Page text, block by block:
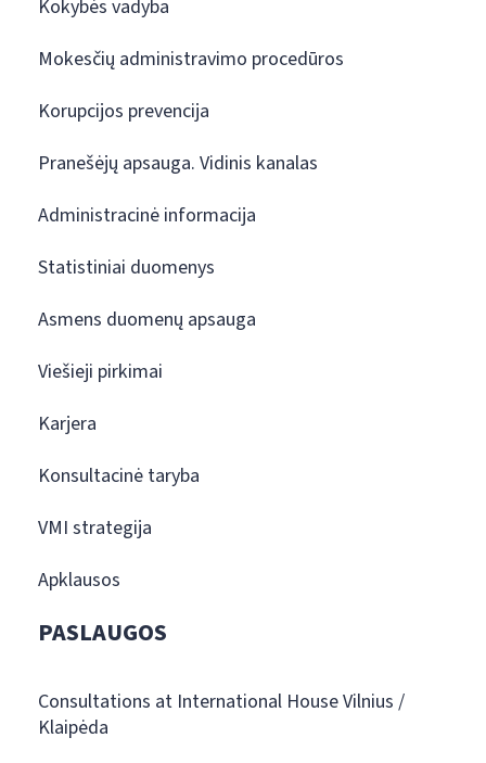
Kokybės vadyba
Mokesčių administravimo procedūros
Korupcijos prevencija
Pranešėjų apsauga. Vidinis kanalas
Administracinė informacija
Statistiniai duomenys
Asmens duomenų apsauga
Viešieji pirkimai
Karjera
Konsultacinė taryba
VMI strategija
Apklausos
PASLAUGOS
Consultations at International House Vilnius /
Klaipėda